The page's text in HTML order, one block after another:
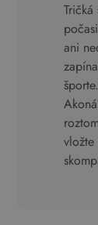
ani
vložte